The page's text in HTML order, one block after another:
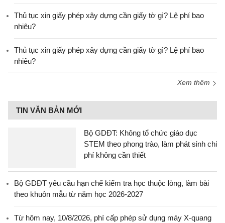
Thủ tục xin giấy phép xây dựng cần giấy tờ gì? Lệ phí bao
nhiêu?
Thủ tục xin giấy phép xây dựng cần giấy tờ gì? Lệ phí bao
nhiêu?
Xem thêm
TIN VĂN BẢN MỚI
Bộ GDĐT: Không tổ chức giáo dục
STEM theo phong trào, làm phát sinh chi
phí không cần thiết
Bộ GDĐT yêu cầu hạn chế kiểm tra học thuộc lòng, làm bài
theo khuôn mẫu từ năm học 2026-2027
Từ hôm nay, 10/8/2026, phí cấp phép sử dụng máy X-quang